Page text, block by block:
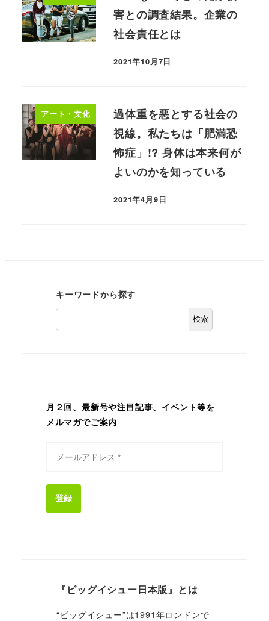
害との調査結果。企業の
社会責任とは
2021年10月7日
アート・文化
過体重を悪とする社会の
視線。私たちは「肥満恐
怖症」!? 身体は本来何が
よいのかを知っている
2021年4月9日
キーワードから探す
検索
月２回、最新号や注目記事、イベント等を
メルマガでご案内
登録
『ビッグイシュー日本版』とは
“ビッグイシュー”は1991年ロンドンで